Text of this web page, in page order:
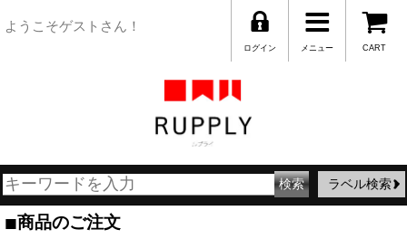
ようこそゲストさん！
CART
メニュー
ログイン
ラベル検索
■商品のご注文